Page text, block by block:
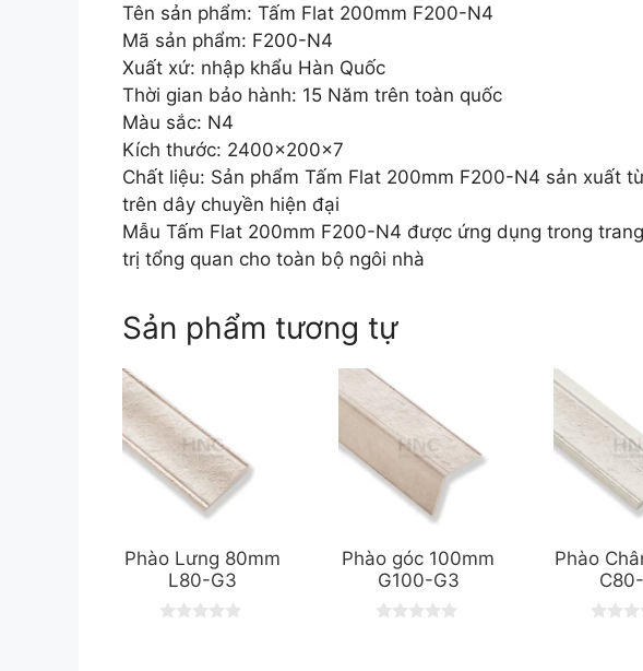
Tên sản phẩm: Tấm Flat 200mm F200-N4
Mã sản phẩm: F200-N4
Xuất xứ: nhập khẩu Hàn Quốc
Thời gian bảo hành: 15 Năm trên toàn quốc
Màu sắc: N4
Kích thước: 2400x200x7
Chất liệu: Sản phẩm Tấm Flat 200mm F200-N4 sản xuất
trên dây chuyền hiện đại
Mẫu Tấm Flat 200mm F200-N4 được ứng dụng trong
trị tổng quan cho toàn bộ ngôi nhà
Sản phẩm tương tự
Phào Lưng 80mm
L80-G3
Phào góc 100mm
G100-G3
Phào